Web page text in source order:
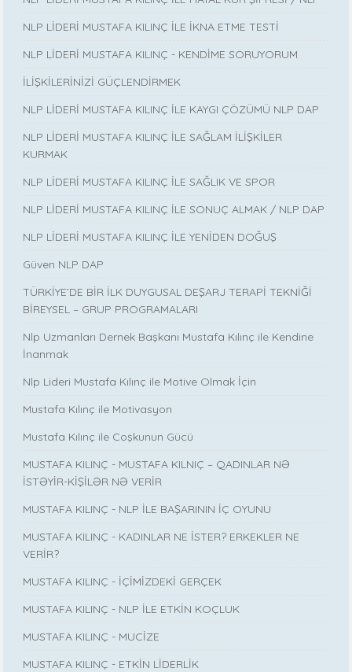
NLP LİDERİ MUSTAFA KILINÇ İLE İKNA ETME TESTİ
NLP LİDERİ MUSTAFA KILINÇ - KENDİME SORUYORUM
İLİŞKİLERİNİZİ GÜÇLENDİRMEK
NLP LİDERİ MUSTAFA KILINÇ İLE KAYGI ÇÖZÜMÜ NLP DAP
NLP LİDERİ MUSTAFA KILINÇ İLE SAĞLAM İLİŞKİLER
KURMAK
NLP LİDERİ MUSTAFA KILINÇ İLE SAĞLIK VE SPOR
NLP LİDERİ MUSTAFA KILINÇ İLE SONUÇ ALMAK / NLP DAP
NLP LİDERİ MUSTAFA KILINÇ İLE YENİDEN DOĞUŞ
Güven NLP DAP
TÜRKİYE’DE BİR İLK DUYGUSAL DEŞARJ TERAPİ TEKNİĞİ
BİREYSEL – GRUP PROGRAMALARI
Nlp Uzmanları Dernek Başkanı Mustafa Kılınç ile Kendine
İnanmak
Nlp Lideri Mustafa Kılınç ile Motive Olmak İçin
Mustafa Kılınç ile Motivasyon
Mustafa Kılınç ile Coşkunun Gücü
MUSTAFA KILINÇ - MUSTAFA KILNIÇ – QADINLAR NƏ
İSTƏYİR-KİŞİLƏR NƏ VERİR
MUSTAFA KILINÇ - NLP İLE BAŞARININ İÇ OYUNU
MUSTAFA KILINÇ - KADINLAR NE İSTER? ERKEKLER NE
VERİR?
MUSTAFA KILINÇ - İÇİMİZDEKİ GERÇEK
MUSTAFA KILINÇ - NLP İLE ETKİN KOÇLUK
MUSTAFA KILINÇ - MUCİZE
MUSTAFA KILINÇ - ETKİN LİDERLİK